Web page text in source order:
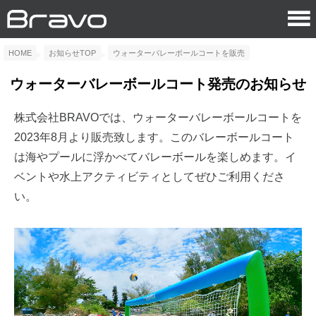
HOME お知らせTOP ウォーターバレーボールコートを販売
ウォーターバレーボールコート発売のお知らせ
株式会社BRAVOでは、ウォーターバレーボールコートを
2023年8月より販売致します。このバレーボールコート
は海やプールに浮かべてバレーボールを楽しめます。イ
ベントや水上アクティビティとしてぜひご利用くださ
い。